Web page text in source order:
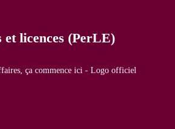
et licences (PerLE)